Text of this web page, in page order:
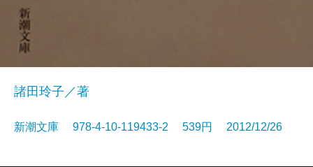
諸田玲子／著
新潮文庫 978-4-10-119433-2 539円 2012/12/26